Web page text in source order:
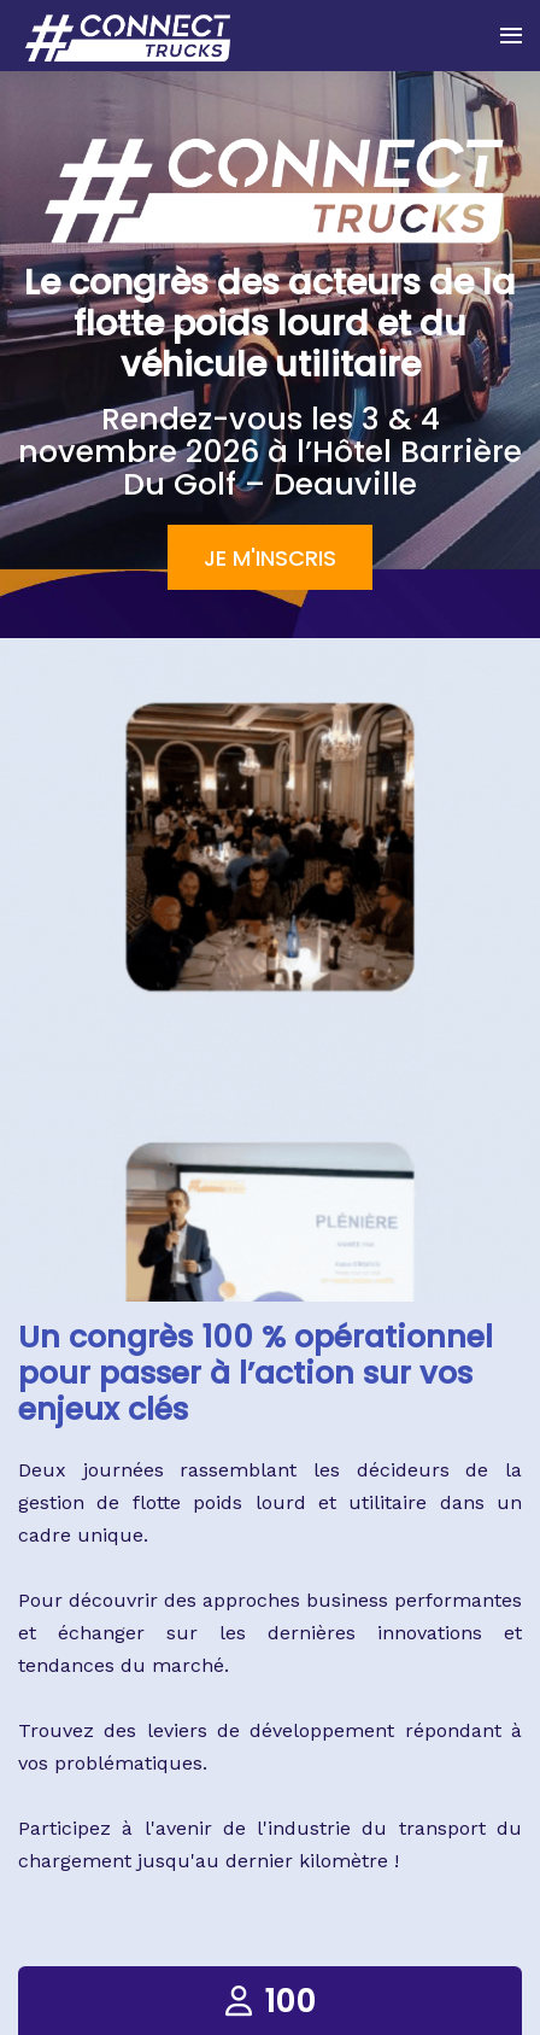
Le congrès des acteurs de la
flotte poids lourd et du
véhicule utilitaire
Rendez-vous les 3 & 4
novembre 2026 à l’Hôtel Barrière
Du Golf – Deauville
JE M'INSCRIS
Un congrès 100 % opérationnel
pour passer à l’action sur vos
enjeux clés
Deux journées rassemblant les décideurs de la
gestion de flotte poids lourd et utilitaire dans un
cadre unique.
Pour découvrir des approches business performantes
et échanger sur les dernières innovations et
tendances du marché.
Trouvez des leviers de développement répondant à
vos problématiques.
Participez à l'avenir de l'industrie du transport du
chargement jusqu'au dernier kilomètre !
100